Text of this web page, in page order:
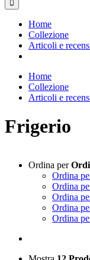
Home
Collezione
Articoli e
Home
Collezione
Articoli e
Frigerio
Ordina per
Ordina
Ordina
Ordina
Ordina
Ordina